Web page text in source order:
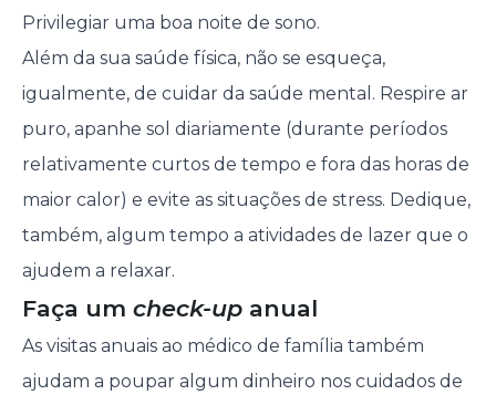
Privilegiar uma boa noite de sono.
Além da sua saúde física, não se esqueça,
igualmente, de cuidar da saúde mental. Respire ar
puro, apanhe sol diariamente (durante períodos
relativamente curtos de tempo e fora das horas de
maior calor) e evite as situações de stress. Dedique,
também, algum tempo a atividades de lazer que o
ajudem a relaxar.
Faça um check-upanual
As visitas anuais ao médico de família também
ajudam a poupar algum dinheiro nos cuidados de